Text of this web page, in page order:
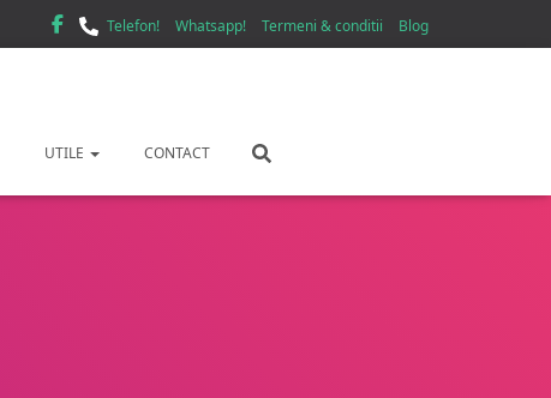
Telefon! Whatsapp! Termeni & conditii Blog
UTILE CONTACT